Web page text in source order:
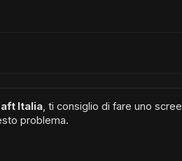
Italia, ti consiglio di fare uno
problema.